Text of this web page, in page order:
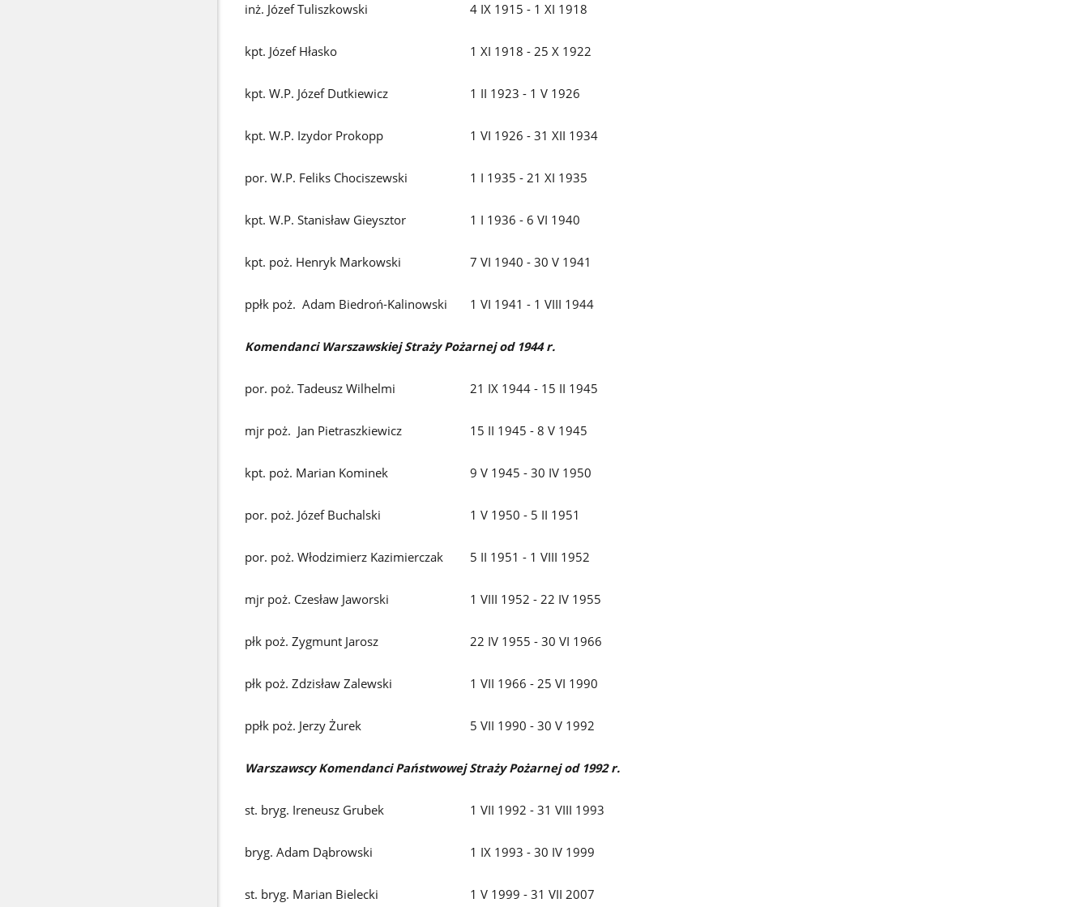
inż. Józef Tuliszkowski 4 IX 1915 - 1 XI 1918
kpt. Józef Hłasko 1 XI 1918 - 25 X 1922
kpt. W.P. Józef Dutkiewicz 1 II 1923 - 1 V 1926
kpt. W.P. Izydor Prokopp 1 VI 1926 - 31 XII 1934
por. W.P. Feliks Chociszewski 1 I 1935 - 21 XI 1935
kpt. W.P. Stanisław Gieysztor 1 I 1936 - 6 VI 1940
kpt. poż. Henryk Markowski 7 VI 1940 - 30 V 1941
ppłk poż. Adam Biedroń-Kalinowski 1 VI 1941 - 1 VIII 1944
Komendanci Warszawskiej Straży Pożarnej od 1944 r.
por. poż. Tadeusz Wilhelmi 21 IX 1944 - 15 II 1945
mjr poż. Jan Pietraszkiewicz 15 II 1945 - 8 V 1945
kpt. poż. Marian Kominek 9 V 1945 - 30 IV 1950
por. poż. Józef Buchalski 1 V 1950 - 5 II 1951
por. poż. Włodzimierz Kazimierczak 5 II 1951 - 1 VIII 1952
mjr poż. Czesław Jaworski 1 VIII 1952 - 22 IV 1955
płk poż. Zygmunt Jarosz 22 IV 1955 - 30 VI 1966
płk poż. Zdzisław Zalewski 1 VII 1966 - 25 VI 1990
ppłk poż. Jerzy Żurek 5 VII 1990 - 30 V 1992
Warszawscy Komendanci Państwowej Straży Pożarnej od 1992 r.
st. bryg. Ireneusz Grubek 1 VII 1992 - 31 VIII 1993
bryg. Adam Dąbrowski 1 IX 1993 - 30 IV 1999
st. bryg. Marian Bielecki 1 V 1999 - 31 VII 2007